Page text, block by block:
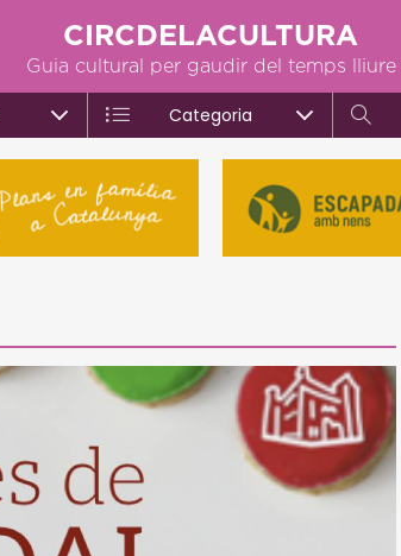
CIRCDELACULTURA
Guia cultural per gaudir del temps lliure
Categoria